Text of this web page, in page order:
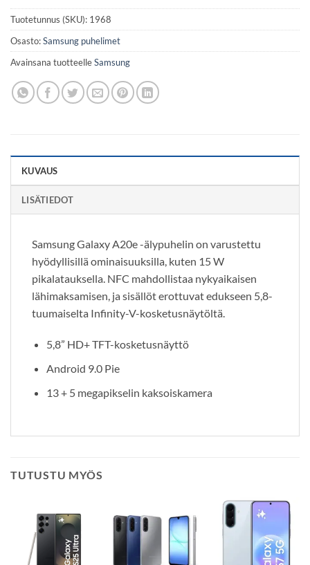
Tuotetunnus (SKU): 1968
Osasto:Samsung puhelimet
Avainsana tuotteelleSamsung
KUVAUS
LISÄTIEDOT
Samsung Galaxy A20e -älypuhelin on varustettu
hyödyllisillä ominaisuuksilla, kuten 15 W
pikalatauksella. NFC mahdollistaa nykyaikaisen
lähimaksamisen, ja sisällöt erottuvat edukseen 5,8-
tuumaiselta Infinity-V-kosketusnäytöltä.
5,8” HD+ TFT-kosketusnäyttö
Android 9.0 Pie
13 + 5 megapikselin kaksoiskamera
TUTUSTU MYÖS